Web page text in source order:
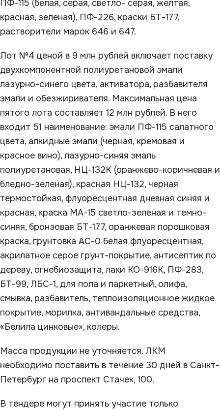
ПФ-115 (белая, серая, светло- серая, желтая,
красная, зеленая), ПФ-226, краски БТ-177,
растворители марок 646 и 647.
Лот №4 ценой в 9 млн рублей включает поставку
двухкомпонентной полиуретановой эмали
лазурно-синего цвета, активатора, разбавителя
эмали и обезжиривателя. Максимальная цена
пятого лота составляет 12 млн рублей. В него
входит 51 наименование: эмали ПФ-115 салатного
цвета, алкидные эмали (черная, кремовая и
красное вино), лазурно-синяя эмаль
полиуретановая, НЦ-132К (оранжево-коричневая и
бледно-зеленая), красная НЦ-132, черная
термостойкая, флуоресцентная дневная синяя и
красная, краска МА-15 светло-зеленая и темно-
синяя, бронзовая БТ-177, оранжевая порошковая
краска, грунтовка АС-0 белая флуоресцентная,
акрилатное серое грунт-покрытие, антисептик по
дереву, огнебиозащита, лаки КО-916К, ПФ-283,
БТ-99, ЛБС-1, для пола и паркетный, олифа,
смывка, разбавитель, теплоизоляционное жидкое
покрытие, морилка, антивандальные средства,
«Белила цинковые», колеры.
Масса продукции не уточняется. ЛКМ
необходимо поставить в течение 30 дней в Санкт-
Петербург на проспект Стачек, 100.
В тендере могут принять участие только